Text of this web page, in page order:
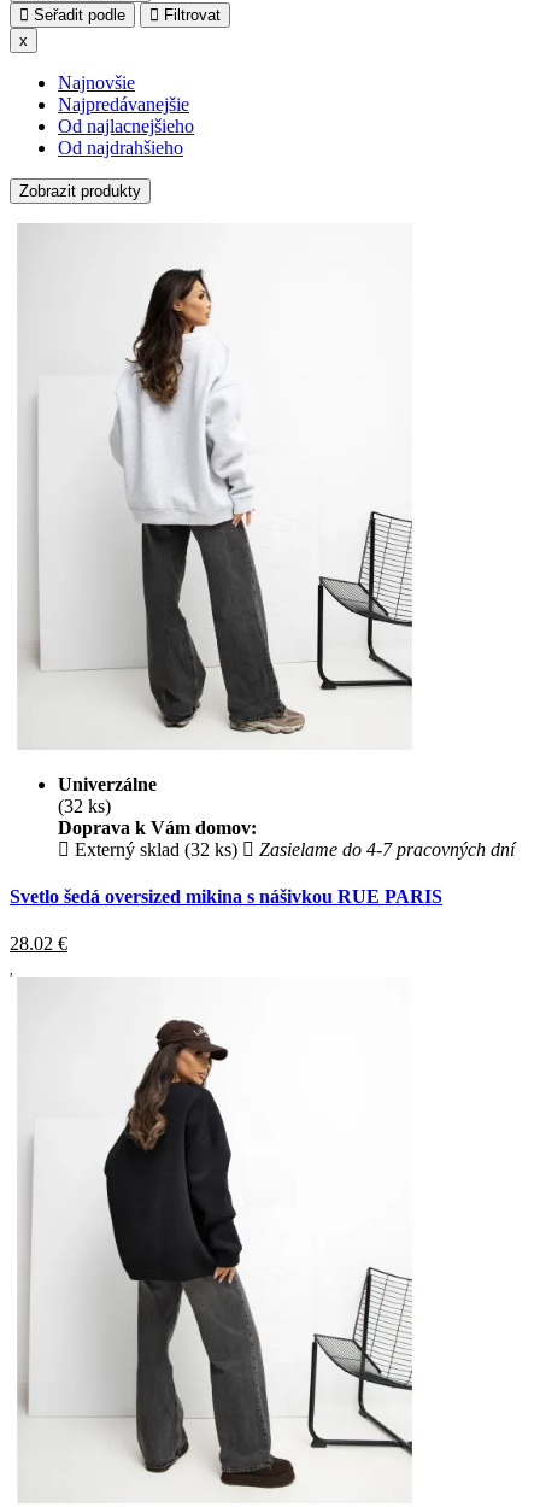
Seřadit podle
Filtrovat
x
Najnovšie
Najpredávanejšie
Od najlacnejšieho
Od najdrahšieho
Zobrazit produkty
Univerzálne
(32 ks)
Doprava k Vám domov:
Externý sklad (32 ks)
Zasielame do 4-7 pracovných dní
Svetlo šedá oversized mikina s nášivkou RUE PARIS
28.02 €